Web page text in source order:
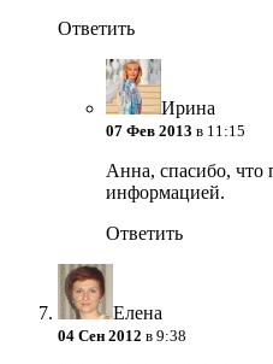
Ответить
Ирина
07 Фев 2013 в 11:15
Анна, спасибо, что
информацией.
Ответить
Елена
04 Сен 2012 в 9:38